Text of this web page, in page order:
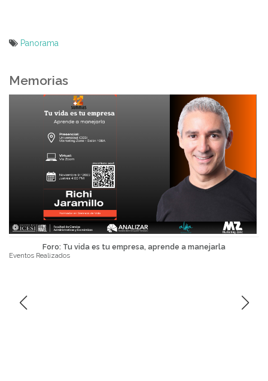
Panorama
de
entradas
Memorias
Foro: Tu vida es tu empresa, aprende a manejarla
Eventos Realizados